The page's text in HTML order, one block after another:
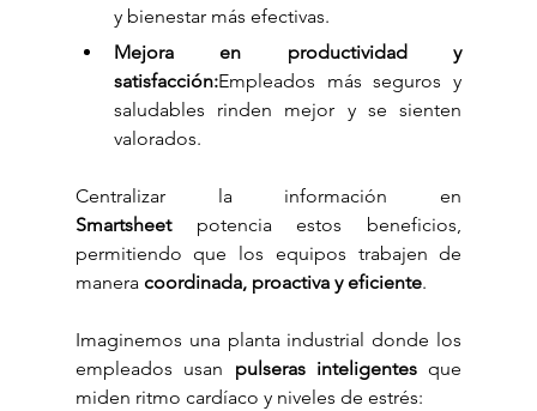
y bienestar más efectivas.
Mejora en productividad y
satisfacción:Empleados más seguros y
saludables rinden mejor y se sienten
valorados.
Smartsheet potencia estos beneficios,
permitiendo que los equipos trabajen de
manera coordinada, proactiva y eficiente.
Imaginemos una planta industrial donde los
empleados usan pulseras inteligentes que
miden ritmo cardíaco y niveles de estrés: